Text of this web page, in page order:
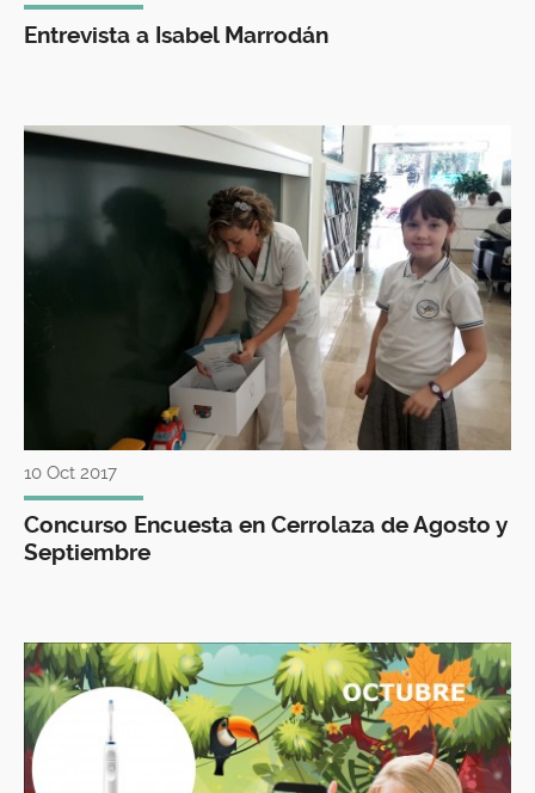
Entrevista a Isabel Marrodán
10 Oct 2017
Concurso Encuesta en Cerrolaza de Agosto y
Septiembre